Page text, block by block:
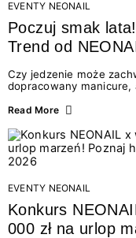
EVENTY NEONAIL
Poczuj smak
Trend od
nowych lodów i
Czy jedzenie może
dopracowany manicure,
świata beauty i
zmysłami: przez
orzeźwiający zapach i
NEONAIL łączy siły z
na styku jedzenia i
Read More
EVENTY NEONAIL
Konkurs
000 zł na urlop